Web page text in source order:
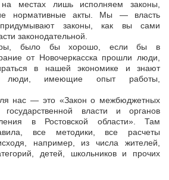
лишь исполняем законы,
нормативные акты. Мы — власть
законы, как вы сами
законодательной.
было бы хорошо, если бы в
от Новочеркасска прошли люди,
в нашей экономике и знают
люди, имеющие опыт работы,
нас — это «Закон о межбюджетных
государственной власти и органов
в Ростовской области». Там
все методики, все расчеты
например, из числа жителей,
детей, школьников и прочих